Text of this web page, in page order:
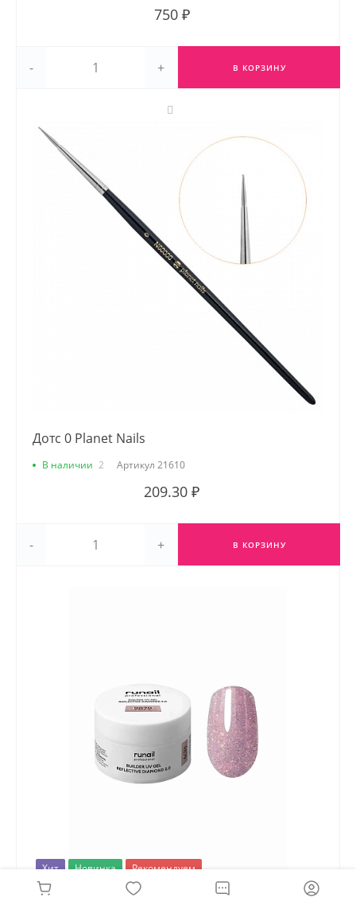
750 ₽
- + В КОРЗИНУ
Дотс 0 Planet Nails
В наличии 2 Артикул 21610
209.30 ₽
- + В КОРЗИНУ
Хит Новинка Рекомендуем